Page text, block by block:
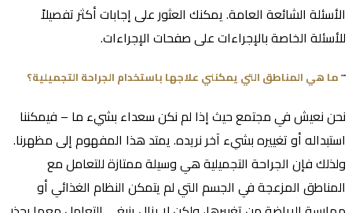
الأسئلة الشائعة العامة. يمكنك العثور على إجابات أكثر تفصيلاً
للأسئلة الخاصة بالإجراءات على صفحات الإجراءات.
ما هي المناطق التي يمكنني علاجها باستخدام الجراحة التجميلية؟
نحن نعيش في مجتمع حيث إذا لم نكن سعداء بشيء ما – فيمكننا
استبداله أو تغييره بشيء آخر نريده. يمتد هذا المفهوم إلى مظهرنا.
ولذلك فإن الجراحة التجميلية هي وسيلة ممتازة للتعامل مع
المناطق المزعجة في الجسم التي لم يتمكن النظام الغذائي أو